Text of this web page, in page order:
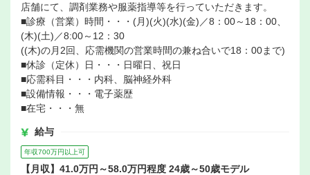
店舗にて、調剤業務や服薬指導等を行っていただきます。
■診療（営業）時間・・・(月)(火)(水)(金)／8：00～18：00、
(木)(土)／8:00～12：30
((木)の月2回、応需機関の営業時間の兼ね合いで18：00まで)
■休診（定休）日・・・日曜日、祝日
■応需科目・・・内科、脳神経外科
■設備情報・・・電子薬歴
■在宅・・・無
給与
年収700万円以上可
【月収】41.0万円～58.0万円程度 24歳～50歳モデル